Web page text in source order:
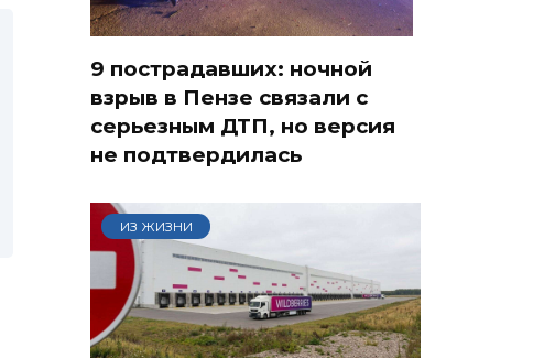
9 пострадавших: ночной
взрыв в Пензе связали с
серьезным ДТП, но версия
не подтвердилась
ИЗ ЖИЗНИ